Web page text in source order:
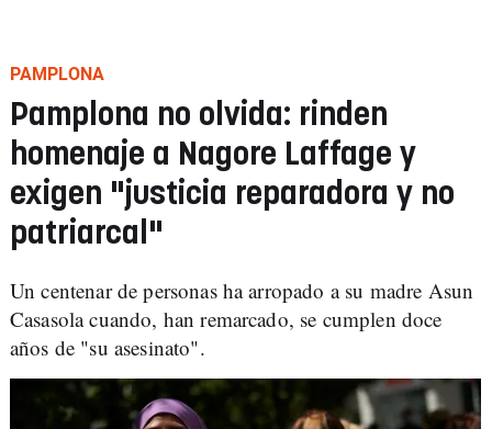
PAMPLONA
Pamplona no olvida: rinden
homenaje a Nagore Laffage y
exigen "justicia reparadora y no
patriarcal"
Un centenar de personas ha arropado a su madre Asun
Casasola cuando, han remarcado, se cumplen doce
años de "su asesinato".